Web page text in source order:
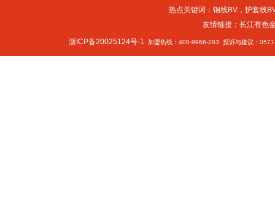
热点关键词： 铜线BV， 护套线
友情链接： 长江有色
浙ICP备20025124号-1 加盟热线：400-9966-283 投诉与建议：